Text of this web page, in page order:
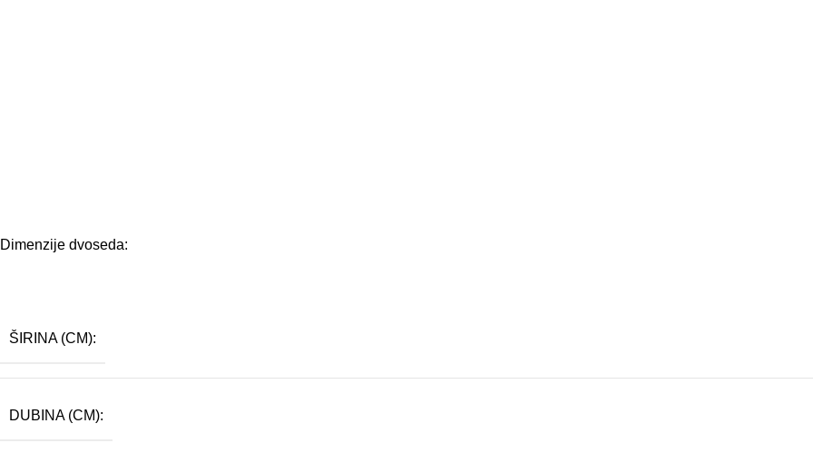
Dimenzije dvoseda:
ŠIRINA (CM):
DUBINA (CM):